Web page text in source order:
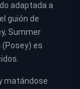
adaptada a
guión de
Summer
(Posey) es
matándose